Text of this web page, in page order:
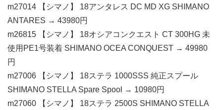
m27014 【シマノ】 18アンタレス DC MD XG SHIMANO
ANTARES → 43980円
m26815 【シマノ】 18オシアコンクエスト CT 300HG 未
使用PE1号装着 SHIMANO OCEA CONQUEST → 49980
円
m27006 【シマノ】 18ステラ 1000SSS 純正スプール
SHIMANO STELLA Spare Spool → 10980円
m27060 【シマノ】 18ステラ 2500S SHIMANO STELLA